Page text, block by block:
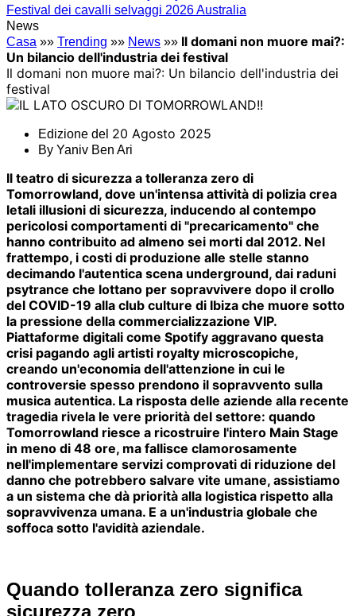
Festival dei cavalli selvaggi 2026 Australia
News
Casa »» Trending »» News »» Il domani non muore mai?:
Un bilancio dell'industria dei festival
Il domani non muore mai?: Un bilancio dell'industria dei
festival
Edizione del 20 Agosto 2025
By Yaniv Ben Ari
Il teatro di sicurezza a tolleranza zero di
Tomorrowland, dove un'intensa attività di polizia crea
letali illusioni di sicurezza, inducendo al contempo
pericolosi comportamenti di "precaricamento" che
hanno contribuito ad almeno sei morti dal 2012. Nel
frattempo, i costi di produzione alle stelle stanno
decimando l'autentica scena underground, dai raduni
psytrance che lottano per sopravvivere dopo il crollo
del COVID-19 alla club culture di Ibiza che muore sotto
la pressione della commercializzazione VIP.
Piattaforme digitali come Spotify aggravano questa
crisi pagando agli artisti royalty microscopiche,
creando un'economia dell'attenzione in cui le
controversie spesso prendono il sopravvento sulla
musica autentica. La risposta delle aziende alla recente
tragedia rivela le vere priorità del settore: quando
Tomorrowland riesce a ricostruire l'intero Main Stage
in meno di 48 ore, ma fallisce clamorosamente
nell'implementare servizi comprovati di riduzione del
danno che potrebbero salvare vite umane, assistiamo
a un sistema che dà priorità alla logistica rispetto alla
sopravvivenza umana. E a un'industria globale che
soffoca sotto l'avidità aziendale.
Quando tolleranza zero significa
sicurezza zero